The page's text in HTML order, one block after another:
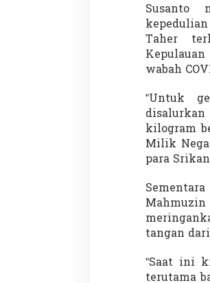
Susanto
Taher
wabah
“Untuk
kilogram
Milik
para
tangan
“Saat ini
terutama
Nepal, PM Mundur Mendadak
Setelah Gedung Parlemen Dibakar